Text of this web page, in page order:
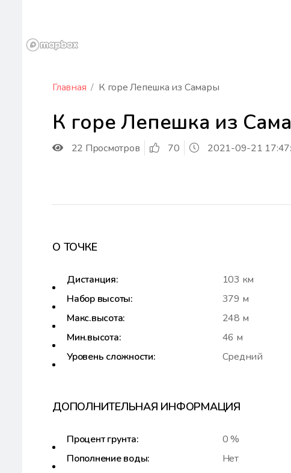
Главная К горе Лепешка из Самары
К горе Лепешка из
22 Просмотров 70 2021-09-21
О ТОЧКЕ
Дистанция:
103 км
Набор высоты:
379 м
Макс.высота:
248 м
Мин.высота:
46 м
Уровень сложности:
Средний
ДОПОЛНИТЕЛЬНАЯ ИНФОРМАЦИЯ
Процент грунта:
0 %
Пополнение воды:
Нет